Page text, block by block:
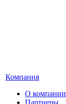
Компания
О компании
Партнеры